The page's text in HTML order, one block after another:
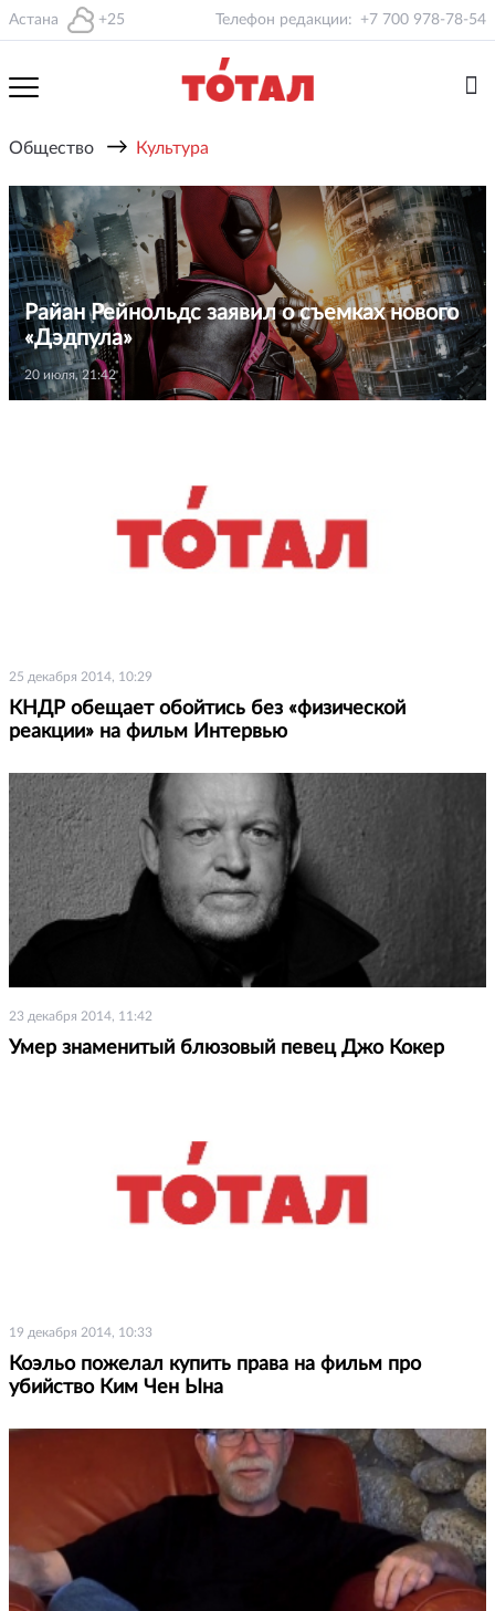
Астана +25 Телефон редакции: +7 700 978-78-54
Общество → Культура
Райан Рейнольдс заявил о съемках нового
«Дэдпула»
20 июля, 21:42
25 декабря 2014, 10:29
КНДР обещает обойтись без «физической
реакции» на фильм Интервью
23 декабря 2014, 11:42
Умер знаменитый блюзовый певец Джо Кокер
19 декабря 2014, 10:33
Коэльо пожелал купить права на фильм про
убийство Ким Чен Ына